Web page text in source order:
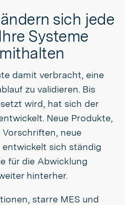
sich jede
Systeme
damit verbracht, eine
zu validieren. Bis
wird, hat sich der
Neue Produkte,
neue
sich ständig
für die Abwicklung
hinterher.
starre MES und